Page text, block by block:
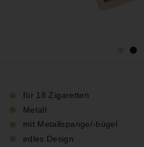
für 18 Zigaretten
Metall
mit Metallspange/-bügel
edles Design